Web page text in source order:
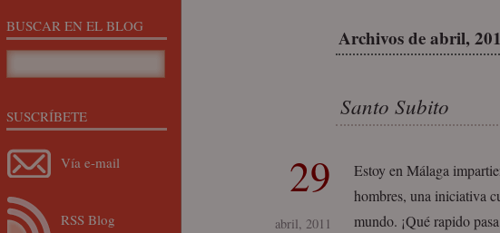
Archivos de abril,
Santo Subito
29
abril, 2011
Estoy en Málaga
hombres, una iniciativa
mundo. ¡Qué rapido
BUSCAR EN EL BLOG
SUSCRÍBETE
Vía e-mail
RSS Blog